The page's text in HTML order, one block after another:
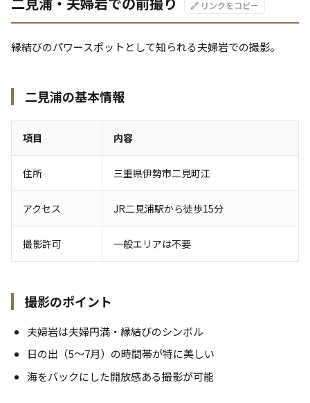
🔗 リンクをコピー
縁結びのパワースポットとして知られる夫婦岩での撮影。
二見浦の基本情報
項目 内容
住所 三重県伊勢市二見町江
アクセス JR二見浦駅から徒歩15分
撮影許可 一般エリアは不要
撮影のポイント
夫婦岩は夫婦円満・縁結びのシンボル
日の出（5〜7月）の時間帯が特に美しい
海をバックにした開放感ある撮影が可能